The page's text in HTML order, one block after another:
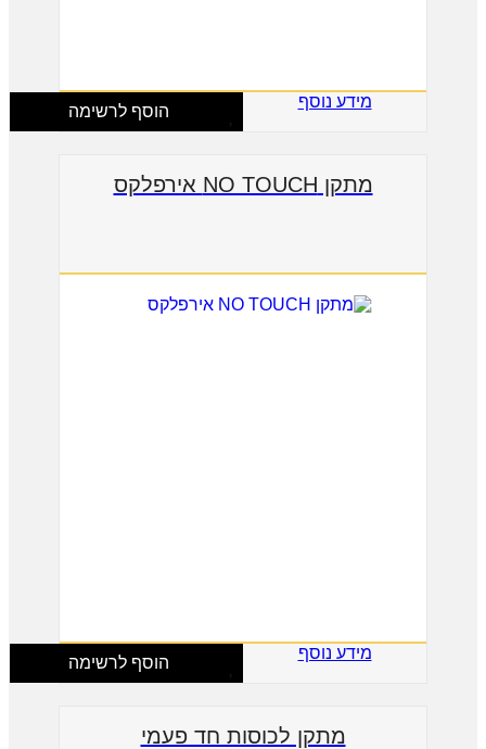
מידע נוסף
הוסף לרשימה
מתקן NO TOUCH אירפלקס
מידע נוסף
הוסף לרשימה
מתקן לכוסות חד פעמי